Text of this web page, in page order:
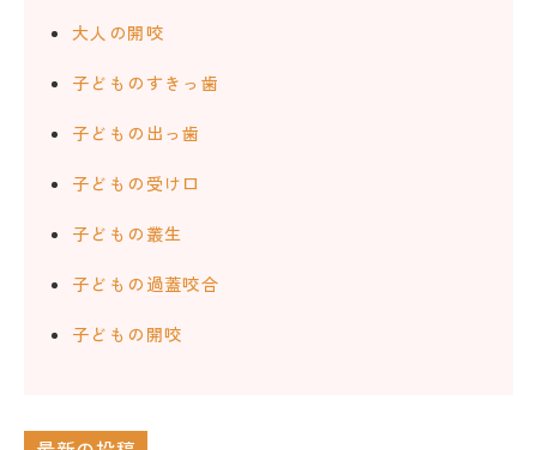
大人の開咬
子どものすきっ歯
子どもの出っ歯
子どもの受け口
子どもの叢生
子どもの過蓋咬合
子どもの開咬